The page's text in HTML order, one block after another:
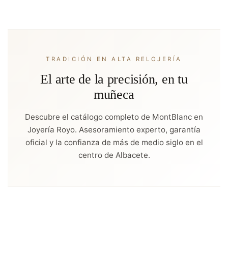
TRADICIÓN EN ALTA RELOJERÍA
El arte de la precisión, en tu
muñeca
Descubre el catálogo completo de MontBlanc en
Joyería Royo. Asesoramiento experto, garantía
oficial y la confianza de más de medio siglo en el
centro de Albacete.